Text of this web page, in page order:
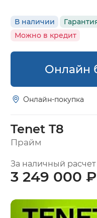
В наличии
Можно в кредит
Онлайн
Онлайн-покупка
Tenet T8
Прайм
За наличный расчет
3 249 000 ₽